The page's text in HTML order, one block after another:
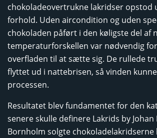
chokoladeovertrukne lakridser opstod
forhold. Uden aircondition og uden
chokoladen påført i den køligste del af
temperaturforskellen var nødvendig
overfladen til at sætte sig. De rullede
flyttet ud i nattebrisen, så vinden
processen.
Resultatet blev fundamentet for den
senere skulle definere Lakrids by Johan
Bornholm solgte